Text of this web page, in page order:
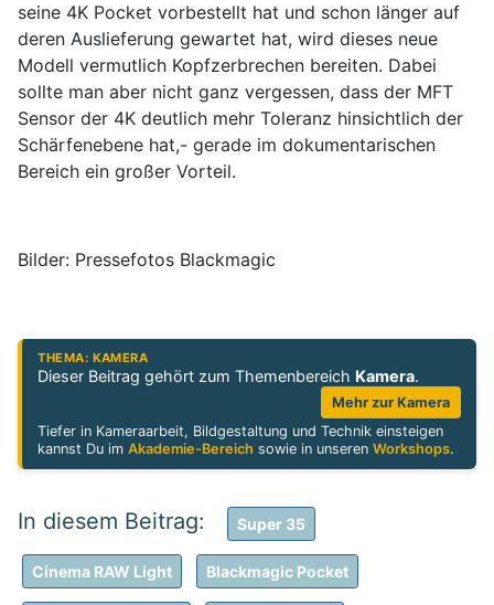
seine 4K Pocket vorbestellt hat und schon länger auf
deren Auslieferung gewartet hat, wird dieses neue
Modell vermutlich Kopfzerbrechen bereiten. Dabei
sollte man aber nicht ganz vergessen, dass der MFT
Sensor der 4K deutlich mehr Toleranz hinsichtlich der
Schärfenebene hat,- gerade im dokumentarischen
Bereich ein großer Vorteil.
Bilder: Pressefotos Blackmagic
THEMA: KAMERA
Dieser Beitrag gehört zum Themenbereich Kamera.
Mehr zur Kamera
Tiefer in Kameraarbeit, Bildgestaltung und Technik einsteigen
kannst Du imAkademie-Bereich sowie in unserenWorkshops.
Super 35
Cinema RAW Light Blackmagic Pocket